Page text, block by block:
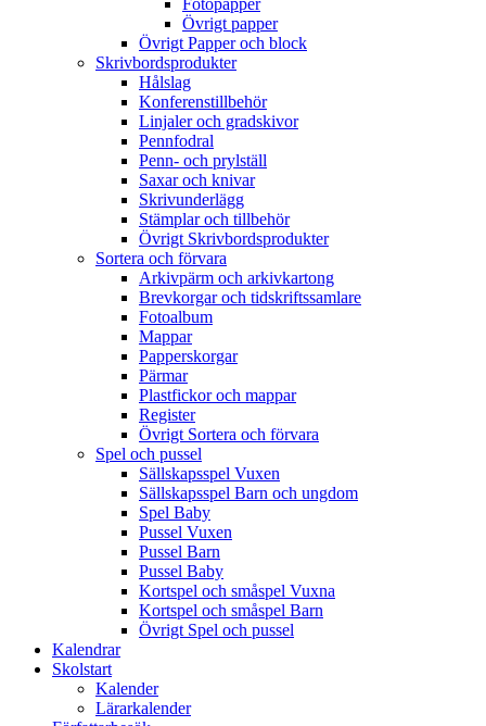
Fotopapper
Övrigt papper
Övrigt Papper och block
Skrivbordsprodukter
Hålslag
Konferenstillbehör
Linjaler och gradskivor
Pennfodral
Penn- och prylställ
Saxar och knivar
Skrivunderlägg
Stämplar och tillbehör
Övrigt Skrivbordsprodukter
Sortera och förvara
Arkivpärm och arkivkartong
Brevkorgar och tidskriftssamlare
Fotoalbum
Mappar
Papperskorgar
Pärmar
Plastfickor och mappar
Register
Övrigt Sortera och förvara
Spel och pussel
Sällskapsspel Vuxen
Sällskapsspel Barn och ungdom
Spel Baby
Pussel Vuxen
Pussel Barn
Pussel Baby
Kortspel och småspel Vuxna
Kortspel och småspel Barn
Övrigt Spel och pussel
Kalendrar
Skolstart
Kalender
Lärarkalender